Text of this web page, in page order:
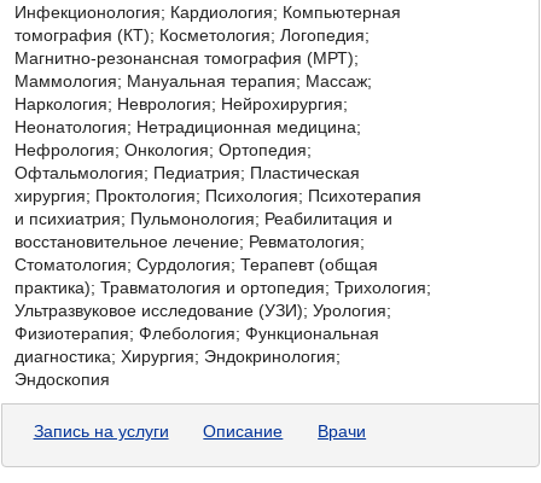
Инфекционология; Кардиология; Компьютерная
томография (КТ); Косметология; Логопедия;
Магнитно-резонансная томография (МРТ);
Маммология; Мануальная терапия; Массаж;
Наркология; Неврология; Нейрохирургия;
Неонатология; Нетрадиционная медицина;
Нефрология; Онкология; Ортопедия;
Офтальмология; Педиатрия; Пластическая
хирургия; Проктология; Психология; Психотерапия
и психиатрия; Пульмонология; Реабилитация и
восстановительное лечение; Ревматология;
Стоматология; Сурдология; Терапевт (общая
практика); Травматология и ортопедия; Трихология;
Ультразвуковое исследование (УЗИ); Урология;
Физиотерапия; Флебология; Функциональная
диагностика; Хирургия; Эндокринология;
Эндоскопия
Запись на услуги Описание Врачи